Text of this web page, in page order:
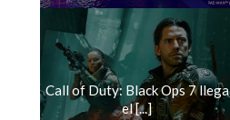
Call of Duty: Black Ops 7 llega
el [...]